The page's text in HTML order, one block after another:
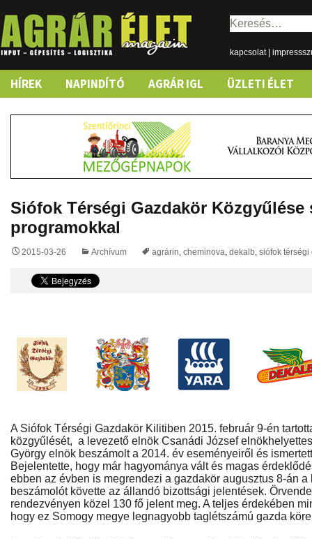
Keresés:
kapcsolat|
Skip
content
HÍREK NAPINDÍTÓ AGRÁR IGL ÜZLETI ÉLET
Siófok Térségi Gazdakör Közgyűlése
programokkal
2015-03-26 Archívum agrárin, cheminova, dekalb, siófok térségi
A Siófok Térségi Gazdakör Kilitiben 2015. február 9-én
közgyűlését, a levezető elnök Csanádi József
György elnök beszámolt a 2014. év eseményeiről és
Bejelentette, hogy már hagyománya vált és magas
ebben az évben is megrendezi a gazdakör augusztus 8-án
beszámolót követte az állandó bizottsági jelentések.
rendezvényen közel 130 fő jelent meg. A teljes érdekében
hogy ez Somogy megye legnagyobb taglétszámú gazda